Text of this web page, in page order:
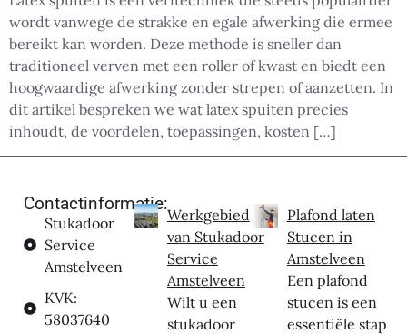
wordt vanwege de strakke en egale afwerking die ermee
bereikt kan worden. Deze methode is sneller dan
traditioneel verven met een roller of kwast en biedt een
hoogwaardige afwerking zonder strepen of aanzetten. In
dit artikel bespreken we wat latex spuiten precies
inhoudt, de voordelen, toepassingen, kosten […]
Contactinformatie:
Stukadoor
Service
Amstelveen
KVK:
58037640
Werkgebied
van Stukadoor
Service
Amstelveen
Wilt u een
stukadoor
Plafond laten
Stucen in
Amstelveen
Een plafond
stucen is een
essentiële stap